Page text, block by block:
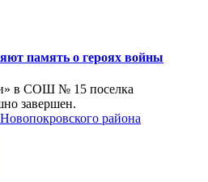
память о героях войны
в СОШ № 15 поселка
завершен.
района